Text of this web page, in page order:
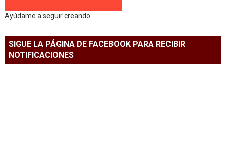
Ayúdame a seguir creando
SIGUE LA PÁGINA DE FACEBOOK PARA RECIBIR
NOTIFICACIONES